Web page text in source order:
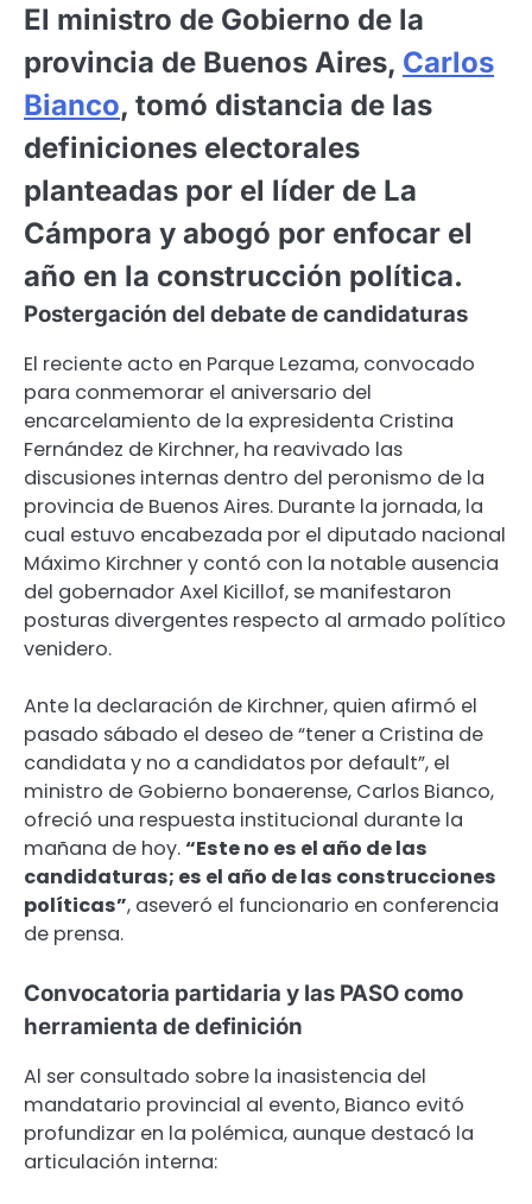
El ministro de Gobierno de la
provincia de Buenos Aires, Carlos
Bianco, tomó distancia de las
definiciones electorales
planteadas por el líder de La
Cámpora y abogó por enfocar el
año en la construcción política.
Postergación del debate de candidaturas
El reciente acto en Parque Lezama, convocado
para conmemorar el aniversario del
encarcelamiento de la expresidenta Cristina
Fernández de Kirchner, ha reavivado las
discusiones internas dentro del peronismo de la
provincia de Buenos Aires. Durante la jornada, la
cual estuvo encabezada por el diputado nacional
Máximo Kirchner y contó con la notable ausencia
del gobernador Axel Kicillof, se manifestaron
posturas divergentes respecto al armado político
venidero.
Ante la declaración de Kirchner, quien afirmó el
pasado sábado el deseo de “tener a Cristina de
candidata y no a candidatos por default”, el
ministro de Gobierno bonaerense, Carlos Bianco,
ofreció una respuesta institucional durante la
mañana de hoy.“Este no es el año de las
candidaturas; es el año de las construcciones
políticas”, aseveró el funcionario en conferencia
de prensa.
Convocatoria partidaria y las PASO como
herramienta de definición
Al ser consultado sobre la inasistencia del
mandatario provincial al evento, Bianco evitó
profundizar en la polémica, aunque destacó la
articulación interna: